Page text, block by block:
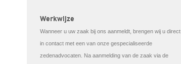
Werkwijze
Wanneer u uw zaak bij ons aanmeldt, brengen wij u direct
in contact met een van onze gespecialiseerde
zedenadvocaten. Na aanmelding van de zaak via de